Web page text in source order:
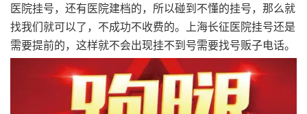
医院挂号，还有医院建档的，所以碰到不懂的挂号，那么就
找我们就可以了，不成功不收费的。上海长征医院挂号还是
需要提前的，这样就不会出现挂不到号需要找号贩子电话。